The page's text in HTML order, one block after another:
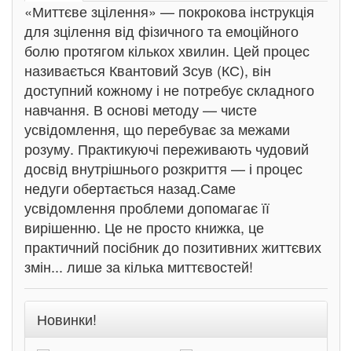
«Миттєве зцілення» — покрокова інструкція
для зцілення від фізичного та емоційного
болю протягом кількох хвилин. Цей процес
називається Квантовий Зсув (КС), він
доступний кожному і не потребує складного
навчання. В основі методу — чисте
усвідомлення, що перебуває за межами
розуму. Практикуючі переживають чудовий
досвід внутрішнього розкриття — і процес
недуги обертається назад.Саме
усвідомлення проблеми допомагає її
вирішенню. Це не просто книжка, це
практичний посібник до позитивних життєвих
змін... лише за кілька миттєвостей!
Новинки!